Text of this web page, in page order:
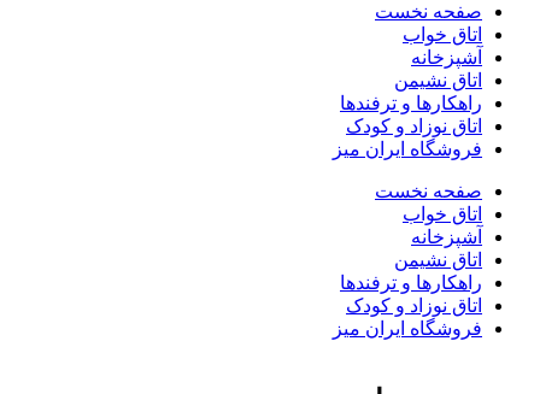
صفحه نخست
اتاق خواب
آشپزخانه
اتاق نشیمن
راهکارها و ترفندها
اتاق نوزاد و کودک
فروشگاه ایران میز
صفحه نخست
اتاق خواب
آشپزخانه
اتاق نشیمن
راهکارها و ترفندها
اتاق نوزاد و کودک
فروشگاه ایران میز